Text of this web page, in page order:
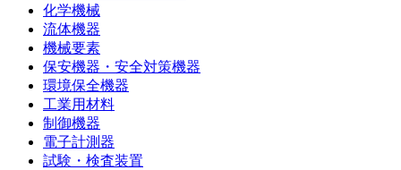
化学機械
流体機器
機械要素
保安機器・安全対策機器
環境保全機器
工業用材料
制御機器
電子計測器
試験・検査装置